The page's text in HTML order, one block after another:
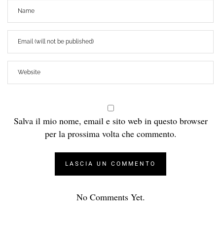
Salva il mio nome, email e sito web in questo browser
per la prossima volta che commento.
No Comments Yet.